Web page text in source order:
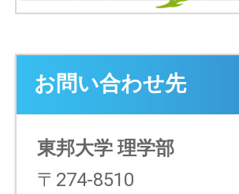
お問い合わせ先
東邦大学 理学部
〒274-8510